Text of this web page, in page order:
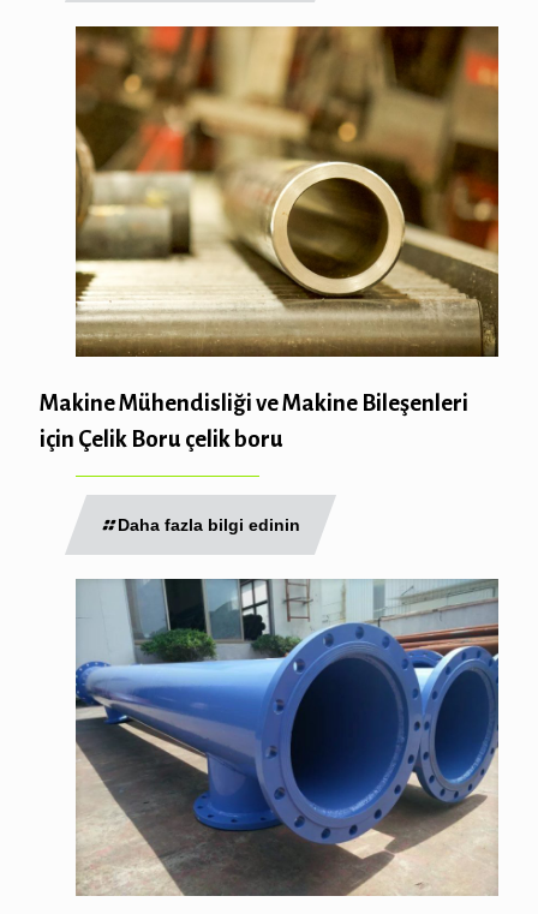
Makine Mühendisliği ve Makine Bileşenleri
için Çelik Boru çelik boru
Daha fazla bilgi edinin